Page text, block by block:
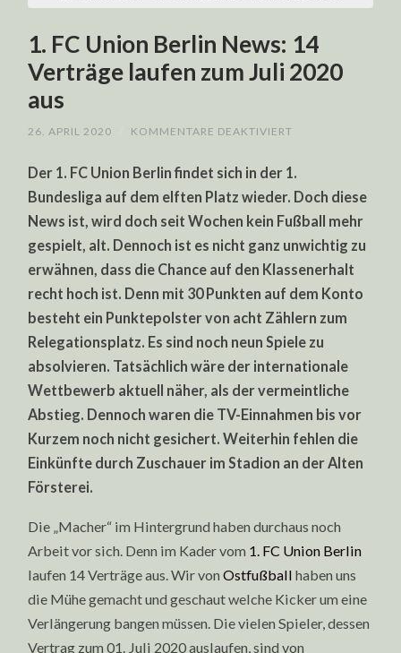
1. FC Union Berlin News: 14
Verträge laufen zum Juli 2020
aus
26. APRIL 2020 KOMMENTARE DEAKTIVIERT
NEWS:
VERTRÄGE
LAUFEN
ZUM
JULI
2020
AUS
Der 1. FC Union Berlin findet sich in der 1.
Bundesliga auf dem elften Platz wieder. Doch diese
News ist, wird doch seit Wochen kein Fußball mehr
gespielt, alt. Dennoch ist es nicht ganz unwichtig zu
erwähnen, dass die Chance auf den Klassenerhalt
recht hoch ist. Denn mit 30 Punkten auf dem Konto
besteht ein Punktepolster von acht Zählern zum
Relegationsplatz. Es sind noch neun Spiele zu
absolvieren. Tatsächlich wäre der internationale
Wettbewerb aktuell näher, als der vermeintliche
Abstieg. Dennoch waren die TV-Einnahmen bis vor
Kurzem noch nicht gesichert. Weiterhin fehlen die
Einkünfte durch Zuschauer im Stadion an der Alten
Försterei.
Die „Macher“ im Hintergrund haben durchaus noch
Arbeit vor sich. Denn im Kader vom 1. FC Union Berlin
laufen 14 Verträge aus. Wir vonOstfußball haben uns
die Mühe gemacht und geschaut welche Kicker um eine
Verlängerung bangen müssen. Die vielen Spieler, dessen
Vertrag zum 01. Juli 2020 auslaufen, sind von